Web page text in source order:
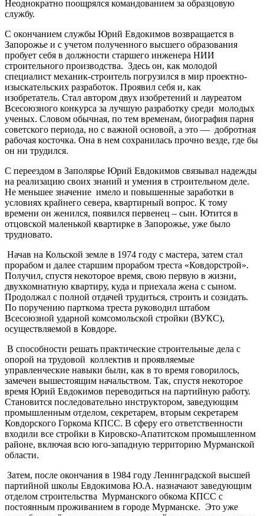
Неоднократно поощрялся командованием за образцовую
службу.
С окончанием службы Юрий Евдокимов возвращается в
Запорожье и с учетом полученного высшего образования
пробует себя в должности старшего инженера НИИ
строительного производства. Здесь он, как молодой
специалист механик-строитель погрузился в мир проектно-
изыскательских разработок. Проявил себя и, как
изобретатель. Стал автором двух изобретений и лауреатом
Всесоюзного конкурса за лучшую разработку среди молодых
ученых. Словом обычная, по тем временам, биография парня
советского периода, но с важной основой, а это — добротная
рабочая косточка. Она в нем сохранилась прочно везде, где бы
он ни трудился.
С переездом в Заполярье Юрий Евдокимов связывал надежды
на реализацию своих знаний и умения в строительном деле.
Не меньшее значение имело и повышенные заработки в
условиях крайнего севера, квартирный вопрос. К тому
времени он женился, появился первенец – сын. Ютится в
отцовской маленькой квартирке в Запорожье, уже было
трудновато.
Начав на Кольской земле в 1974 году с мастера, затем стал
прорабом и далее старшим прорабом треста «Ковдорстрой».
Получил, спустя некоторое время, свою первую в жизни,
двухкомнатную квартиру, куда и приехала жена с сыном.
Продолжал с полной отдачей трудиться, строить и созидать.
По поручению парткома треста руководил штабом
Всесоюзной ударной комсомольской стройки (ВУКС),
осуществляемой в Ковдоре.
В способности решать практические строительные дела с
опорой на трудовой коллектив и проявляемые
управленческие навыки были, как в то время говорилось,
замечен вышестоящим начальством. Так, спустя некоторое
время Юрий Евдокимов переводиться на партийную работу.
Становится последовательно инструктором, заведующим
промышленным отделом, секретарем, вторым секретарем
Ковдорского Горкома КПСС. В сферу его ответственности
входили все стройки в Кировско-Апатитском промышленном
районе, включая всю юго-западную территорию Мурманской
области.
Затем, после окончания в 1984 году Ленинградской высшей
партийной школы Евдокимова Ю.А. назначают заведующим
отделом строительства Мурманского обкома КПСС с
постоянным проживанием в городе Мурманске. Это уже